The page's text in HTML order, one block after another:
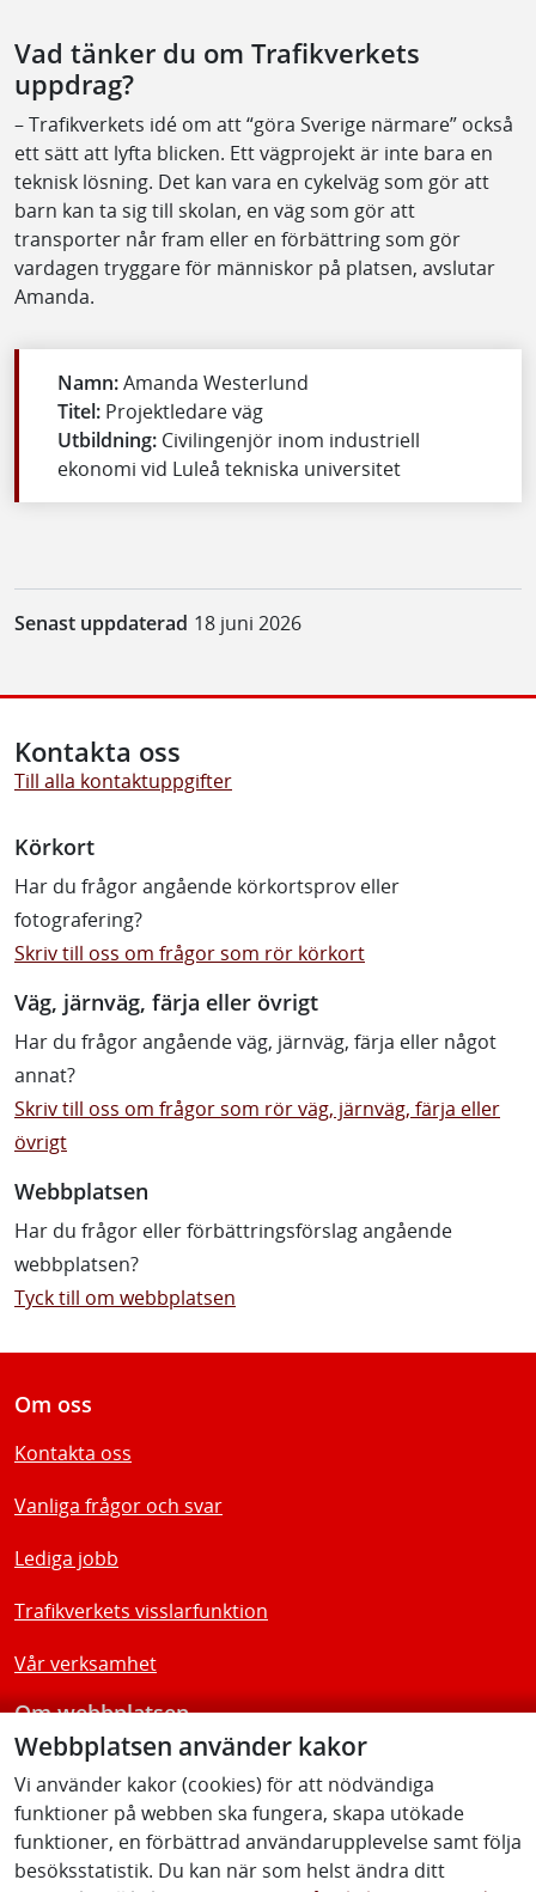
Vad tänker du om Trafikverkets
uppdrag?
– Trafikverkets idé om att “göra Sverige närmare” också
ett sätt att lyfta blicken. Ett vägprojekt är inte bara en
teknisk lösning. Det kan vara en cykelväg som gör att
barn kan ta sig till skolan, en väg som gör att
transporter når fram eller en förbättring som gör
vardagen tryggare för människor på platsen, avslutar
Amanda.
Namn:Amanda Westerlund
Titel: Projektledare väg
Utbildning: Civilingenjör inom industriell
ekonomi vid Luleå tekniska universitet
Senast uppdaterad 18 juni 2026
Webbplatsen använder kakor
Vi använder kakor (cookies) för att nödvändiga
funktioner på webben ska fungera, skapa utökade
funktioner, en förbättrad användarupplevelse samt följa
besöksstatistik. Du kan när som helst ändra ditt
Kontakta oss
Till alla kontaktuppgifter
Körkort
Har du frågor angående körkortsprov eller
fotografering?
Skriv till oss om frågor som rör körkort
Väg, järnväg, färja eller övrigt
Har du frågor angående väg, järnväg, färja eller något
annat?
Skriv till oss om frågor som rör väg, järnväg, färja eller
övrigt
Webbplatsen
Har du frågor eller förbättringsförslag angående
webbplatsen?
Tyck till om webbplatsen
Om oss
Kontakta oss
Vanliga frågor och svar
Lediga jobb
Trafikverkets visslarfunktion
Vår verksamhet
Om webbplatsen
Tillgänglighetsredogörelse
Följ oss